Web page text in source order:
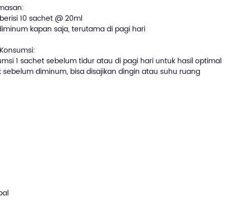
10 sachet @ 20ml
kapan saja, terutama di pagi hari
1 sachet sebelum tidur atau di pagi hari untuk hasil optimal
sebelum diminum, bisa disajikan dingin atau suhu ruang